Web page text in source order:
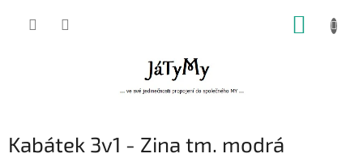
Kabátek 3v1 - Zina tm. modrá